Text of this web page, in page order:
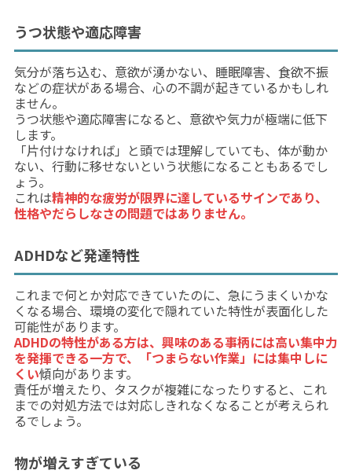
うつ状態や適応障害
気分が落ち込む、意欲が湧かない、睡眠障害、食欲不振
などの症状がある場合、心の不調が起きているかもしれ
ません。
うつ状態や適応障害になると、意欲や気力が極端に低下
します。
「片付けなければ」と頭では理解していても、体が動か
ない、行動に移せないという状態になることもあるでし
ょう。
これは精神的な疲労が限界に達しているサインであり、
性格やだらしなさの問題ではありません。
ADHDなど発達特性
これまで何とか対応できていたのに、急にうまくいかな
くなる場合、環境の変化で隠れていた特性が表面化した
可能性があります。
ADHDの特性がある方は、興味のある事柄には高い集中力
を発揮できる一方で、「つまらない作業」には集中しに
くい傾向があります。
責任が増えたり、タスクが複雑になったりすると、これ
までの対処方法では対応しきれなくなることが考えられ
るでしょう。
物が増えすぎている